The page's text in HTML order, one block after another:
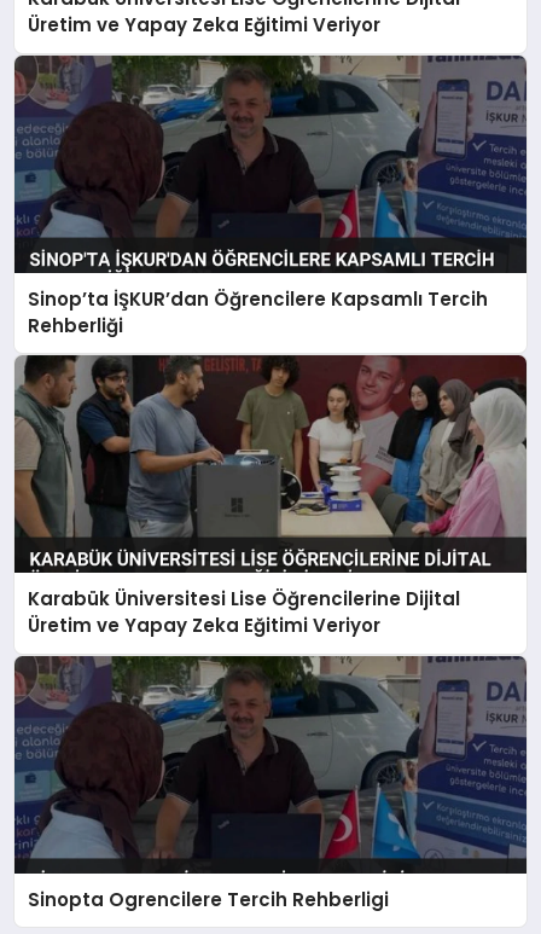
Üretim ve Yapay Zeka Eğitimi Veriyor
Sinop’ta İŞKUR’dan Öğrencilere Kapsamlı Tercih
Rehberliği
Karabük Üniversitesi Lise Öğrencilerine Dijital
Üretim ve Yapay Zeka Eğitimi Veriyor
Sinopta Ogrencilere Tercih Rehberligi